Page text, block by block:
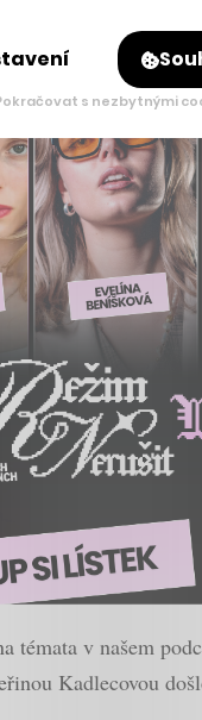
i Petros Michopulos
témata v našem
Kadlecovou
s nezbytnými